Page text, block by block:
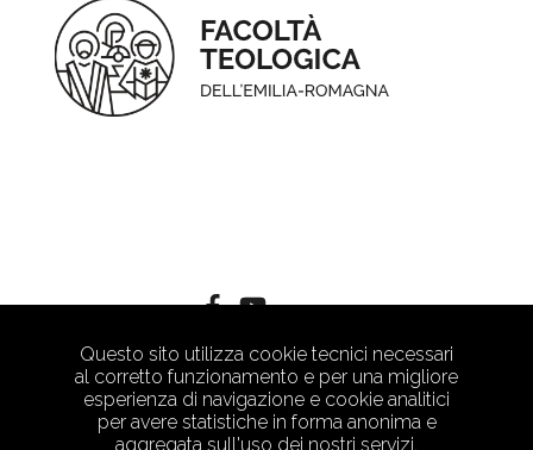
Questo sito utilizza cookie tecnici necessari
al corretto funzionamento e per una migliore
esperienza di navigazione e cookie analitici
per avere statistiche in forma anonima e
aggregata sull'uso dei nostri servizi.